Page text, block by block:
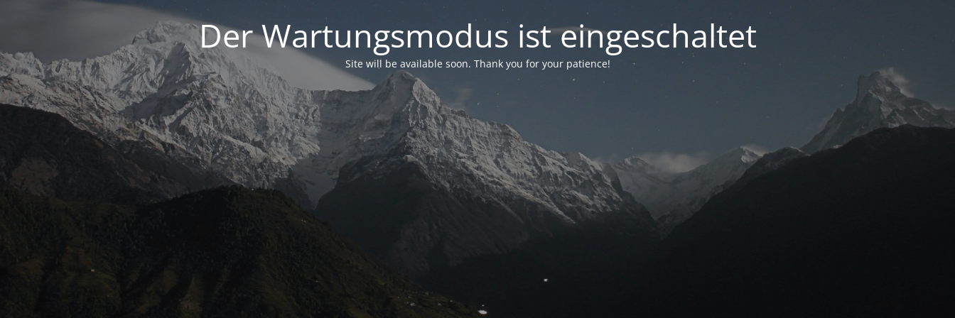
Der Wartungsmodus ist eingeschaltet
Site will be available soon. Thank you for your patience!